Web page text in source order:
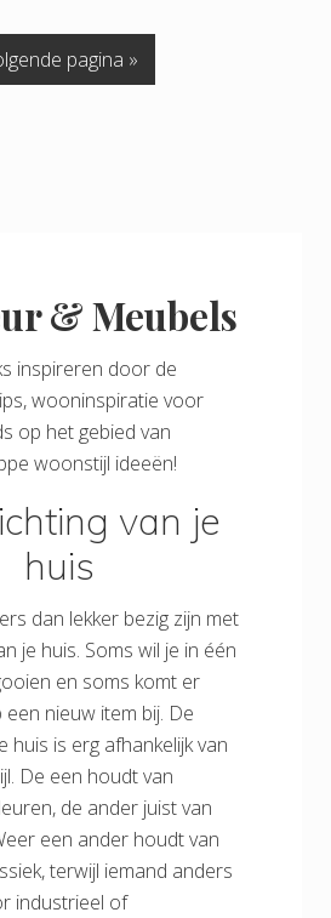
pagina »
& Meubels
inspireren door de
wooninspiratie voor
op het gebied van
woonstijl ideeën!
van je
huis
dan lekker bezig zijn met
je huis. Soms wil je in één
en soms komt er
nieuw item bij. De
huis is erg afhankelijk van
De een houdt van
de ander juist van
een ander houdt van
terwijl iemand anders
industrieel of